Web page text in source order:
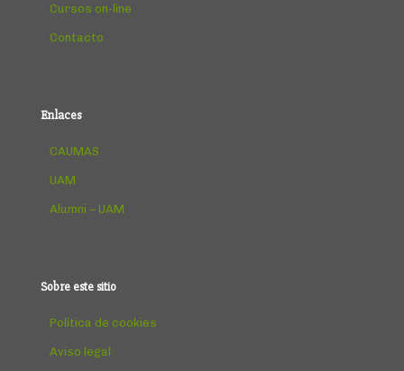
Cursos on-line
Contacto
Enlaces
CAUMAS
UAM
Alumni – UAM
Sobre este sitio
Política de cookies
Aviso legal